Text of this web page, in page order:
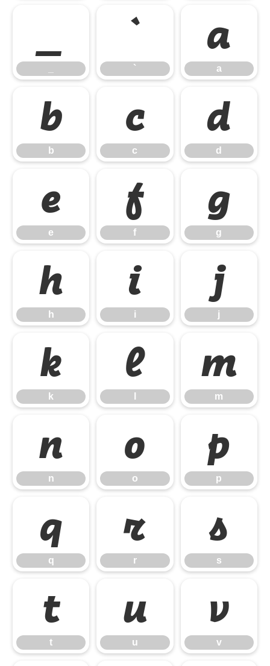
`
`
a
a
b
b
c
c
d
d
e
e
f
f
g
g
h
h
i
i
j
j
k
k
l m
m
n
n
o
o
p
p
q
q
r
r
s
s
t
t
u
u
v
v